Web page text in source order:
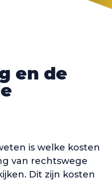
en de
is welke kosten
van rechtswege
Dit zijn kosten